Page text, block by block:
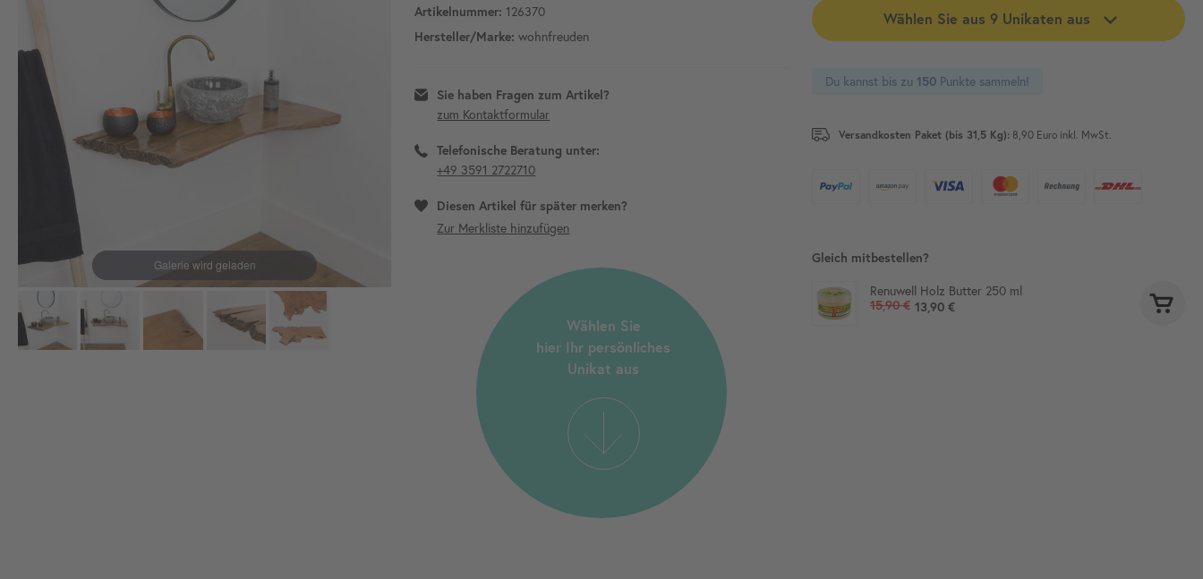
Artikelnummer: 126370
Hersteller/Marke: wohnfreuden
Sie haben Fragen zum Artikel?
zum Kontaktformular
Telefonische Beratung unter:
+49 3591 2722710
Diesen Artikel für später merken?
Wählen Sie
hier Ihr persönliches
Unikat aus
Wählen Sie aus 9 Unikaten aus
Du kannst bis zu 150Punkte sammeln!
Versandkosten Paket (bis 31,5 Kg): 8,90 Euro inkl. MwSt.
Gleich mitbestellen?
Renuwell Holz Butter 250 ml
15,90 € 13,90 €